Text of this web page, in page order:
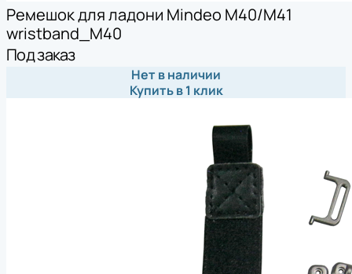
Ремешок для ладони Mindeo M40/M41
wristband_M40
Под заказ
Нет в наличии
Купить в 1 клик